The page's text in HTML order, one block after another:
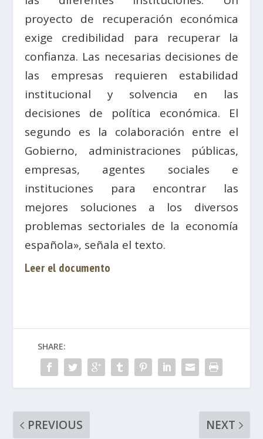
proyecto de recuperación económica
exige credibilidad para recuperar la
confianza. Las necesarias decisiones de
las empresas requieren estabilidad
institucional y solvencia en las
decisiones de política económica. El
segundo es la colaboración entre el
Gobierno, administraciones públicas,
empresas, agentes sociales e
instituciones para encontrar las
mejores soluciones a los diversos
problemas sectoriales de la economía
española», señala el texto.
Leer el documento
SHARE:
PREVIOUS
NEXT